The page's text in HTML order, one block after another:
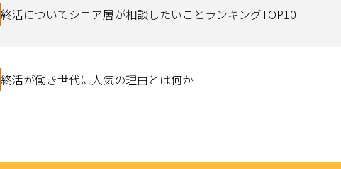
終活についてシニア層が相談したいことランキングTOP10
終活が働き世代に人気の理由とは何か